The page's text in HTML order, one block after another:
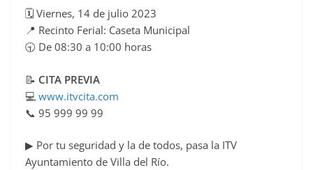
c
e
o
o
k
🗓 Viernes, 14 de julio 2023
📍 Recinto Ferial: Caseta Municipal
🕤 De 08:30 a 10:00 horas
📝 CITA PREVIA
💻 www.itvcita.com
📞 95 999 99 99
▶ Por tu seguridad y la de todos, pasa la ITV
Ayuntamiento de Villa del Río.